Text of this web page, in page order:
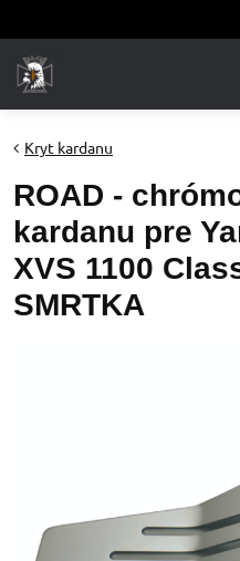
Kryt kardanu
ROAD -
kardanu pre
XVS 1100
SMRTKA